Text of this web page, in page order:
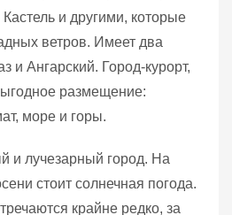
и другими, которые
ветров. Имеет два
и Ангарский. Город-курорт,
размещение:
море и горы.
и лучезарный город. На
стоит солнечная погода.
крайне редко, за